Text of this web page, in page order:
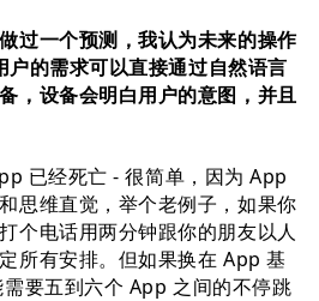
过⼀个预测，我认为未来的操作
的需求可以直接通过⾃然语⾔
，设备会明⽩⽤户的意图，并且
已经死亡 - 很简单，因为 App
思维直觉，举个⽼例⼦，如果你
个电话⽤两分钟跟你的朋友以⼈
所有安排。但如果换在 App 基
要五到六个 App 之间的不停跳